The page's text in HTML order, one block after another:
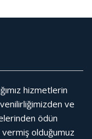
hizmetlerin
ve
ödün
olduğumuz